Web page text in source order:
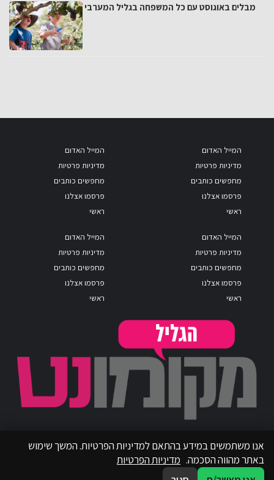
מבלים באוגוסט עם כל המשפחה בגליל המערבי
המייל האדום
מדיניות פרטיות
מחפשים כותבים
פרסמו אצלנו
ראשי
המייל האדום
מדיניות פרטיות
מחפשים כותבים
פרסמו אצלנו
ראשי
המייל האדום
מדיניות פרטיות
מחפשים כותבים
פרסמו אצלנו
ראשי
המייל האדום
מדיניות פרטיות
מחפשים כותבים
פרסמו אצלנו
ראשי
אנו משתמשים במידע בהתאם למדיניות הפרטיות. המשך שימוש
באתר מהווה הסכמה. מדיניות הפרטיות